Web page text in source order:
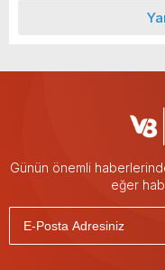
Günün önemli
eğer